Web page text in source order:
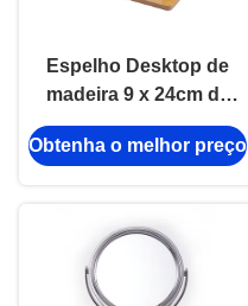
Espelho Desktop de
madeira 9 x 24cm da
faia cosmética
retangular Rotatable do
Obtenha o melhor preço